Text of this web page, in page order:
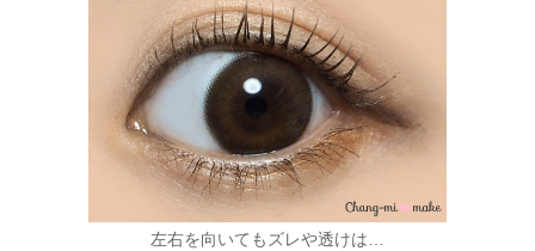
左右を向いてもズレや透けは…